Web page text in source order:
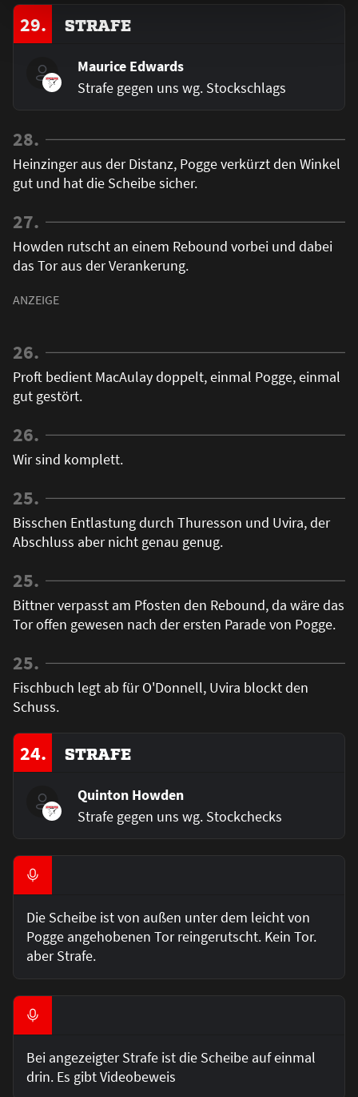
29. STRAFE
Maurice Edwards
Strafe gegen uns wg. Stockschlags
28.
Heinzinger aus der Distanz, Pogge verkürzt den Winkel
gut und hat die Scheibe sicher.
27.
Howden rutscht an einem Rebound vorbei und dabei
das Tor aus der Verankerung.
26.
Proft bedient MacAulay doppelt, einmal Pogge, einmal
gut gestört.
26.
Wir sind komplett.
25.
Bisschen Entlastung durch Thuresson und Uvira, der
Abschluss aber nicht genau genug.
25.
Bittner verpasst am Pfosten den Rebound, da wäre das
Tor offen gewesen nach der ersten Parade von Pogge.
25.
Fischbuch legt ab für O'Donnell, Uvira blockt den
Schuss.
24. STRAFE
Quinton Howden
Strafe gegen uns wg. Stockchecks
Die Scheibe ist von außen unter dem leicht von
Pogge angehobenen Tor reingerutscht. Kein Tor.
aber Strafe.
Bei angezeigter Strafe ist die Scheibe auf einmal
drin. Es gibt Videobeweis